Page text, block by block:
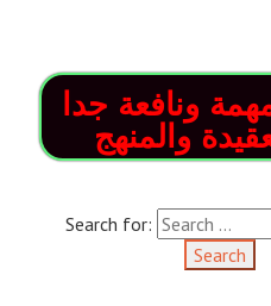
ونافعة جدا
والمنهج
Search for: